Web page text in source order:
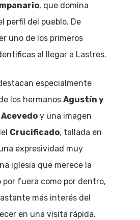
, que domina
perfil del pueblo. De
uno de los primeros
al llegar a Lastres.
especialmente
los hermanosAgustín y
Acevedo y una imagen
Crucificado, tallada en
expresividad muy
iglesia que merece la
fuera como por dentro,
más interés del
en una visita rápida.